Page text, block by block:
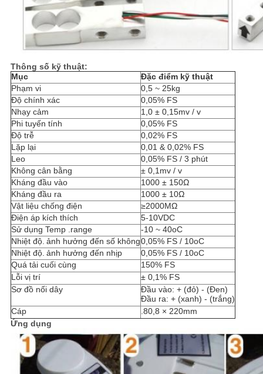
Thông số kỹ thuật:
Mục
Đặc điểm kỹ thuật
Phạm vi
0,5 ~ 25kg
Độ chính xác
0,05% FS
Nhạy cảm
1,0 ± 0,15mv / v
Phi tuyến tính
0,05% FS
Độ trễ
0,02% FS
Lặp lại
0,01 & 0,02% FS
Leo
0,05% FS / 3 phút
Không cân bằng
± 0,1mv / v
Kháng đầu vào
1000 ± 150Ω
Kháng đầu ra
1000 ± 10Ω
Vật liệu chống điện
≥2000MΩ
Điện áp kích thích
5-10VDC
Sử dụng Temp .range
-10 ~ 40oC
Nhiệt độ. ảnh hưởng đến số không0,05% FS / 10oC
Nhiệt độ. ảnh hưởng đến nhịp
0,05% FS / 10oC
Quá tải cuối cùng
150% FS
Lỗi vị trí
± 0,1% FS
Sơ đồ nối dây
Đầu vào: + (đỏ) - (Đen)
Đầu ra: + (xanh) - (trắng)
Cáp
.80,8 × 220mm
Ứng dụng